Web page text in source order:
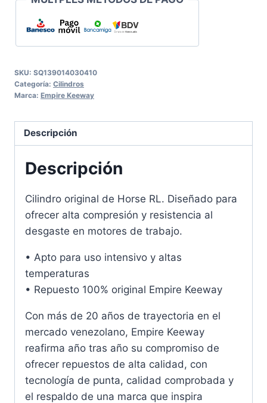
SKU: SQ139014030410
Categoría: Cilindros
Marca: Empire Keeway
Descripción
Descripción
Cilindro original de Horse RL. Diseñado para
ofrecer alta compresión y resistencia al
desgaste en motores de trabajo.
• Apto para uso intensivo y altas
temperaturas
• Repuesto 100% original Empire Keeway
Con más de 20 años de trayectoria en el
mercado venezolano, Empire Keeway
reafirma año tras año su compromiso de
ofrecer repuestos de alta calidad, con
tecnología de punta, calidad comprobada y
el respaldo de una marca que inspira